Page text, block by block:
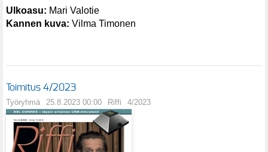
Ulkoasu: Mari Valotie
Kannen kuva: Vilma Timonen
Toimitus 4/2023
Työryhmä 25.8.2023 00:00 Riffi 4/2023